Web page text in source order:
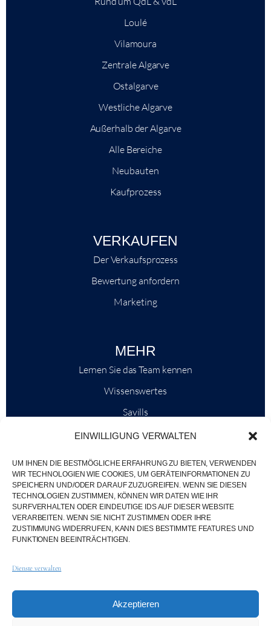
EINWILLIGUNG VERWALTEN
UM IHNEN DIE BESTMÖGLICHE ERFAHRUNG ZU BIETEN, VERWENDEN
WIR TECHNOLOGIEN WIE COOKIES, UM GERÄTEINFORMATIONEN ZU
SPEICHERN UND/ODER DARAUF ZUZUGREIFEN. WENN SIE DIESEN
TECHNOLOGIEN ZUSTIMMEN, KÖNNEN WIR DATEN WIE IHR
SURFVERHALTEN ODER EINDEUTIGE IDS AUF DIESER WEBSITE
VERARBEITEN. WENN SIE NICHT ZUSTIMMEN ODER IHRE
ZUSTIMMUNG WIDERRUFEN, KANN DIES BESTIMMTE FEATURES UND
FUNKTIONEN BEEINTRÄCHTIGEN.
Dienste verwalten
Akzeptieren
Loulé
Vilamoura
Zentrale Algarve
Ostalgarve
Westliche Algarve
Außerhalb der Algarve
Alle Bereiche
Neubauten
Kaufprozess
VERKAUFEN
Der Verkaufsprozess
Bewertung anfordern
Marketing
MEHR
Lernen Sie das Team kennen
Wissenswertes
Savills
Marktinformationen
Nachrichten & Veranstaltungen
Karten der Region
Gemeinschaft
Karriere
Alle Rechte vorbehalten 2026.
DatenschutzerklärungImpressumAGB